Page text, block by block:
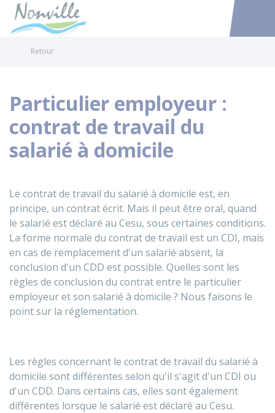
Accéder
Retour
Particulier employeur :
contrat de travail du
salarié à domicile
Le contrat de travail du salarié à domicile est, en
principe, un contrat écrit. Mais il peut être oral, quand
le salarié est déclaré au Cesu, sous certaines conditions.
La forme normale du contrat de travail est un CDI, mais
en cas de remplacement d'un salarié absent, la
conclusion d'un CDD est possible. Quelles sont les
règles de conclusion du contrat entre le particulier
employeur et son salarié à domicile ? Nous faisons le
point sur la réglementation.
Les règles concernant le contrat de travail du salarié à
domicile sont différentes selon qu'il s'agit d'un CDI ou
d'un CDD. Dans certains cas, elles sont également
différentes lorsque le salarié est déclaré au Cesu.